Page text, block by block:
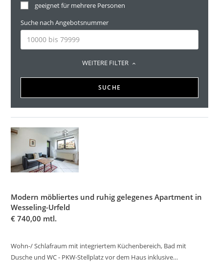
geeignet für mehrere Personen
Suche nach Angebotsnummer
WEITERE FILTER
SUCHE
Modern möbliertes und ruhig gelegenes Apartment in
Wesseling-Urfeld
€ 740,00 mtl.
Wohn-/ Schlafraum mit integriertem Küchenbereich, Bad mit
Dusche und WC - PKW-Stellplatz vor dem Haus inklusive…